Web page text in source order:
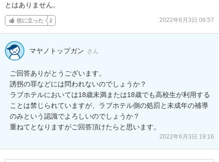
とはありません。
役に立った 2 2022年6月3日 06:57
マヤノトップガン さん
ご回答ありがとうございます。
誘拐の罪などには問われないのでしょうか？
ラブホテルにおいては18歳未満または18歳でも高校生が利用する
ことは禁じられていますが、ラブホテル側の処罰と未成年の補導
のみという認識でよろしいのでしょうか？
重ねてとなりますがご回答頂けたらと思います。
2022年6月3日 19:16